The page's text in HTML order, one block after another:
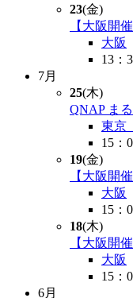
23(金)
【大阪開
大阪
13：
7月
25(木)
QNAP ま
東京
15：
19(金)
【大阪開
大阪
15：
18(木)
【大阪開
大阪
15：
6月